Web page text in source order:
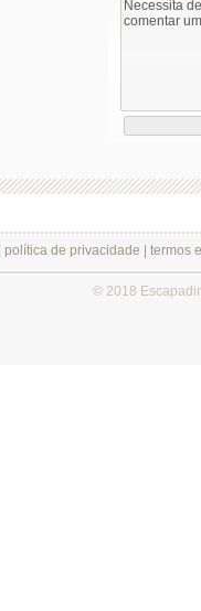
política de privacidade termos
© 2018